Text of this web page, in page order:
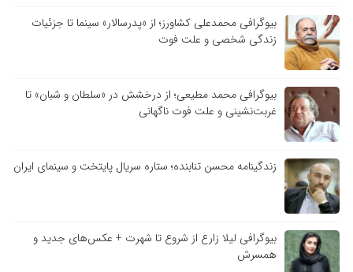
بیوگرافی محمدعلی کشاورز؛ از «پدرسالار» سینما تا جزئیات
زندگی شخصی و علت فوت
بیوگرافی محمد مطیعی؛ از درخشش در «سلطان و شبان» تا
غربت‌نشینی و علت فوت ناگهانی
زندگینامه محسن تنابنده؛ ستاره سریال پایتخت و سینمای ایران
بیوگرافی لیلا زارع از شروع تا شهرت + عکس‌های جدید و
همسرش